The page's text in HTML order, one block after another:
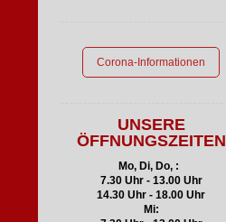
Corona-Informationen
UNSERE
ÖFFNUNGSZEITEN
Mo, Di, Do, :
7.30 Uhr - 13.00 Uhr
14.30 Uhr - 18.00 Uhr
Mi: